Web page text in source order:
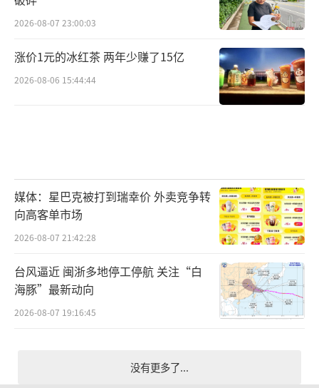
2026-08-07 23:00:03
涨价1元的冰红茶 两年少赚了15亿
2026-08-06 15:44:44
媒体：星巴克被打到瑞幸价 外卖竞争转
向高客单市场
2026-08-07 21:42:28
台风逼近 闽浙多地停工停航 关注“白
海豚”最新动向
2026-08-07 19:16:45
没有更多了...